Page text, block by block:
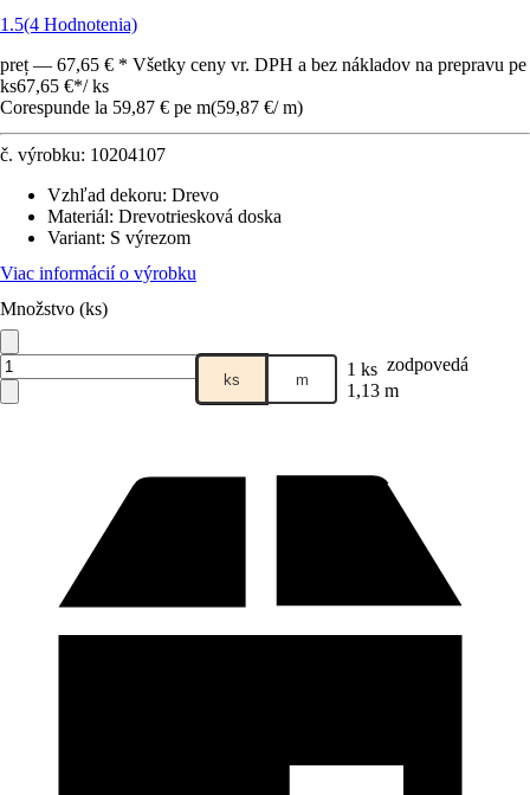
1.5(4 Hodnotenia)
preț — 67,65 € * Všetky ceny vr. DPH a bez nákladov na prepravu pe
ks67,65 €*/ ks
Corespunde la 59,87 € pe m(59,87 €/ m)
č. výrobku: 10204107
Vzhľad dekoru: Drevo
Materiál: Drevotriesková doska
Variant: S výrezom
Viac informácií o výrobku
Množstvo (ks)
ks m 1 ks zodpovedá
1,13 m